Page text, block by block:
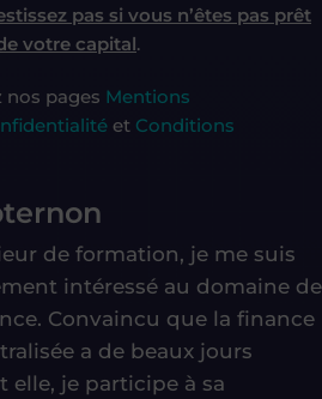
pas si vous n’êtes pas prêt
votre capital.
nos pages Mentions
et Conditions
de formation, je me suis
intéressé au domaine de
Convaincu que la finance
a de beaux jours
elle, je participe à sa